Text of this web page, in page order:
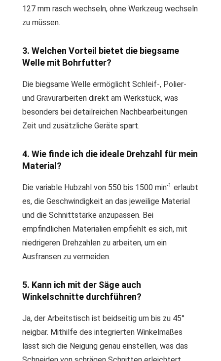
127 mm rasch wechseln, ohne Werkzeug wechseln
zu müssen.
3. Welchen Vorteil bietet die biegsame
Welle mit Bohrfutter?
Die biegsame Welle ermöglicht Schleif-, Polier-
und Gravurarbeiten direkt am Werkstück, was
besonders bei detailreichen Nachbearbeitungen
Zeit und zusätzliche Geräte spart.
4. Wie finde ich die ideale Drehzahl für mein
Material?
Die variable Hubzahl von 550 bis 1500 min-1 erlaubt
es, die Geschwindigkeit an das jeweilige Material
und die Schnittstärke anzupassen. Bei
empfindlichen Materialien empfiehlt es sich, mit
niedrigeren Drehzahlen zu arbeiten, um ein
Ausfransen zu vermeiden.
5. Kann ich mit der Säge auch
Winkelschnitte durchführen?
Ja, der Arbeitstisch ist beidseitig um bis zu 45°
neigbar. Mithilfe des integrierten Winkelmaßes
lässt sich die Neigung genau einstellen, was das